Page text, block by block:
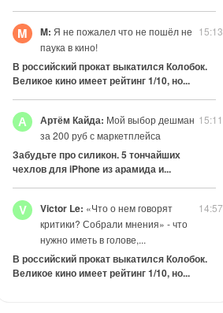
15:13
M M: Я не пожалел что не пошёл не
паука в кино!
В российский прокат выкатился Колобок.
Великое кино имеет рейтинг 1/10, но...
15:11
А Артём Кайда: Мой выбор дешман
за 200 руб с маркетплейса
Забудьте про силикон. 5 тончайших
чехлов для iPhone из арамида и...
14:57
V Victor Le: «Что о нем говорят
критики? Собрали мнения» - что
нужно иметь в голове,...
В российский прокат выкатился Колобок.
Великое кино имеет рейтинг 1/10, но...